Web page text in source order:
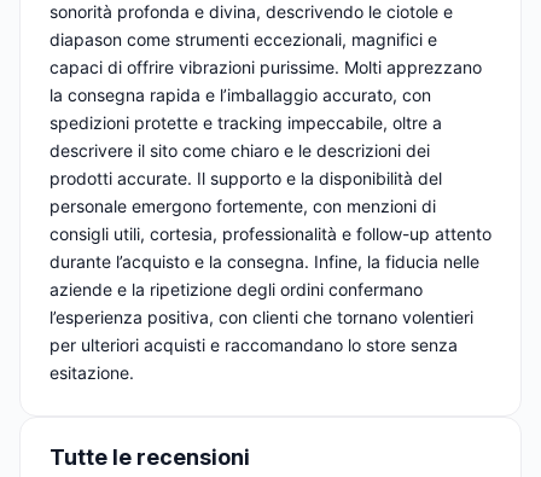
sonorità profonda e divina, descrivendo le ciotole e
diapason come strumenti eccezionali, magnifici e
capaci di offrire vibrazioni purissime. Molti apprezzano
la consegna rapida e l’imballaggio accurato, con
spedizioni protette e tracking impeccabile, oltre a
descrivere il sito come chiaro e le descrizioni dei
prodotti accurate. Il supporto e la disponibilità del
personale emergono fortemente, con menzioni di
consigli utili, cortesia, professionalità e follow-up attento
durante l’acquisto e la consegna. Infine, la fiducia nelle
aziende e la ripetizione degli ordini confermano
l’esperienza positiva, con clienti che tornano volentieri
per ulteriori acquisti e raccomandano lo store senza
esitazione.
Tutte le recensioni